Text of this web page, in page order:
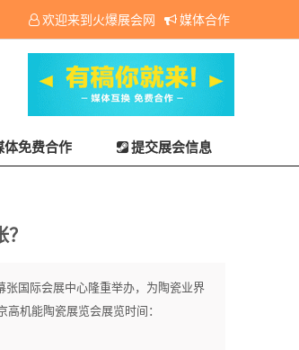
欢迎来到火爆展会网 媒体合作
体免费合作 提交展会信息
张国际会展中心隆重举办，为陶瓷业界
机能陶瓷展览会展览时间：